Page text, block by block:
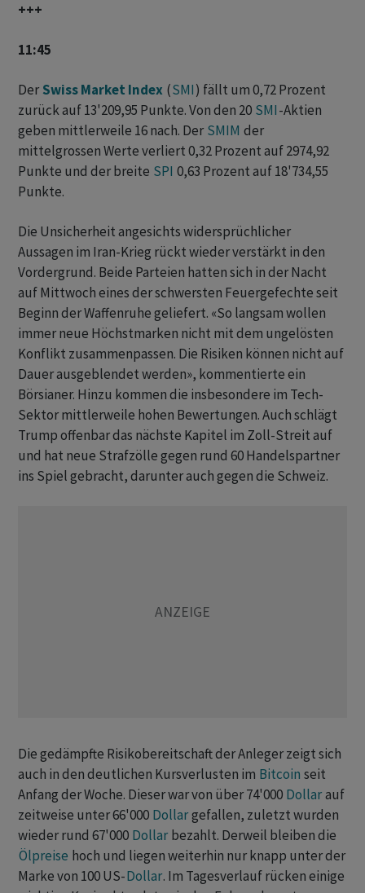
+++
11:45
Der Swiss Market Index (SMI) fällt um 0,72 Prozent
zurück auf 13'209,95 Punkte. Von den 20 SMI-Aktien
geben mittlerweile 16 nach. Der SMIM der
mittelgrossen Werte verliert 0,32 Prozent auf 2974,92
Punkte und der breite SPI 0,63 Prozent auf 18'734,55
Punkte.
Die Unsicherheit angesichts widersprüchlicher
Aussagen im Iran-Krieg rückt wieder verstärkt in den
Vordergrund. Beide Parteien hatten sich in der Nacht
auf Mittwoch eines der schwersten Feuergefechte seit
Beginn der Waffenruhe geliefert. «So langsam wollen
immer neue Höchstmarken nicht mit dem ungelösten
Konflikt zusammenpassen. Die Risiken können nicht auf
Dauer ausgeblendet werden», kommentierte ein
Börsianer. Hinzu kommen die insbesondere im Tech-
Sektor mittlerweile hohen Bewertungen. Auch schlägt
Trump offenbar das nächste Kapitel im Zoll-Streit auf
und hat neue Strafzölle gegen rund 60 Handelspartner
ins Spiel gebracht, darunter auch gegen die Schweiz.
Die gedämpfte Risikobereitschaft der Anleger zeigt sich
auch in den deutlichen Kursverlusten im Bitcoin seit
Anfang der Woche. Dieser war von über 74'000 Dollarauf
zeitweise unter 66'000 Dollargefallen, zuletzt wurden
wieder rund 67'000 Dollar bezahlt. Derweil bleiben die
Ölpreise hoch und liegen weiterhin nur knapp unter der
Marke von 100 US-Dollar. Im Tagesverlauf rücken einige